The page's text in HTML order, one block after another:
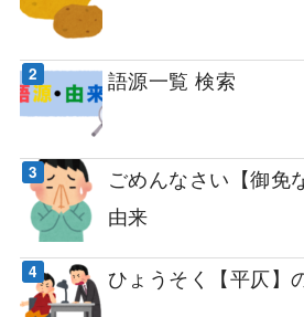
語源一覧 検索
ごめんなさい【御免
由来
ひょうそく【平仄】